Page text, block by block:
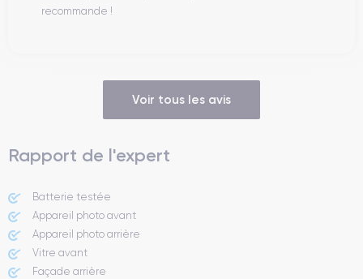
recommande !
Voir tous les avis
Rapport de l'expert
Batterie testée
Appareil photo avant
Appareil photo arrière ​
Vitre avant ​
Façade arrière